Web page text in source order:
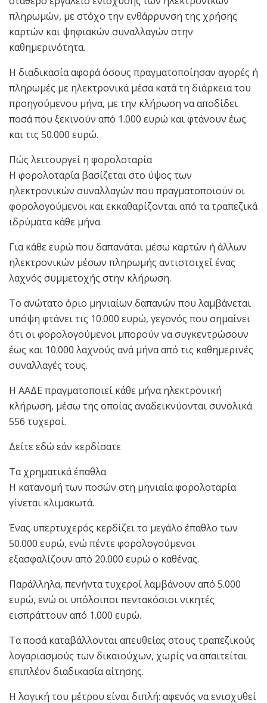
πληρωμών, με στόχο την ενθάρρυνση της χρήσης
καρτών και ψηφιακών συναλλαγών στην
καθημερινότητα.
Η διαδικασία αφορά όσους πραγματοποίησαν αγορές ή
πληρωμές με ηλεκτρονικά μέσα κατά τη διάρκεια του
προηγούμενου μήνα, με την κλήρωση να αποδίδει
ποσά που ξεκινούν από 1.000 ευρώ και φτάνουν έως
και τις 50.000 ευρώ.
Πώς λειτουργεί η φορολοταρία
Η φορολοταρία βασίζεται στο ύψος των
ηλεκτρονικών συναλλαγών που πραγματοποιούν οι
φορολογούμενοι και εκκαθαρίζονται από τα τραπεζικά
ιδρύματα κάθε μήνα.
Για κάθε ευρώ που δαπανάται μέσω καρτών ή άλλων
ηλεκτρονικών μέσων πληρωμής αντιστοιχεί ένας
λαχνός συμμετοχής στην κλήρωση.
Το ανώτατο όριο μηνιαίων δαπανών που λαμβάνεται
υπόψη φτάνει τις 10.000 ευρώ, γεγονός που σημαίνει
ότι οι φορολογούμενοι μπορούν να συγκεντρώσουν
έως και 10.000 λαχνούς ανά μήνα από τις καθημερινές
συναλλαγές τους.
Η ΑΑΔΕ πραγματοποιεί κάθε μήνα ηλεκτρονική
κλήρωση, μέσω της οποίας αναδεικνύονται συνολικά
556 τυχεροί.
Δείτε εδώ εάν κερδίσατε
Τα χρηματικά έπαθλα
Η κατανομή των ποσών στη μηνιαία φορολοταρία
γίνεται κλιμακωτά.
Ένας υπερτυχερός κερδίζει το μεγάλο έπαθλο των
50.000 ευρώ, ενώ πέντε φορολογούμενοι
εξασφαλίζουν από 20.000 ευρώ ο καθένας.
Παράλληλα, πενήντα τυχεροί λαμβάνουν από 5.000
ευρώ, ενώ οι υπόλοιποι πεντακόσιοι νικητές
εισπράττουν από 1.000 ευρώ.
Τα ποσά καταβάλλονται απευθείας στους τραπεζικούς
λογαριασμούς των δικαιούχων, χωρίς να απαιτείται
επιπλέον διαδικασία αίτησης.
Η λογική του μέτρου είναι διπλή: αφενός να ενισχυθεί